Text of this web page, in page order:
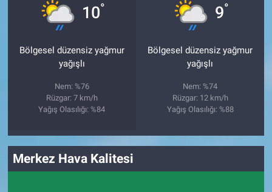
10°
Bölgesel düzensiz yağmur
yağışlı
Nem: %76
Rüzgar: 7 km/h
Yağış Olasılığı: %84
9°
Bölgesel düzensiz yağmur
yağışlı
Nem: %74
Rüzgar: 12 km/h
Yağış Olasılığı: %88
Merkez Hava Kalitesi